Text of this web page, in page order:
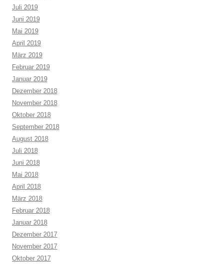
Juli 2019
Juni 2019
Mai 2019
April 2019
März 2019
Februar 2019
Januar 2019
Dezember 2018
November 2018
Oktober 2018
September 2018
August 2018
Juli 2018
Juni 2018
Mai 2018
April 2018
März 2018
Februar 2018
Januar 2018
Dezember 2017
November 2017
Oktober 2017